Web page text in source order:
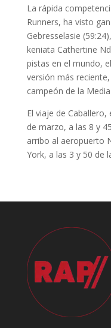
La rápida
Runners, ha visto
Gebresselasie
keniata Cathertine
pistas en el mundo,
versión más
campeón de la
El viaje de
de marzo, a las 8 y
arribo al aeropuerto
York, a las 3 y 50 de